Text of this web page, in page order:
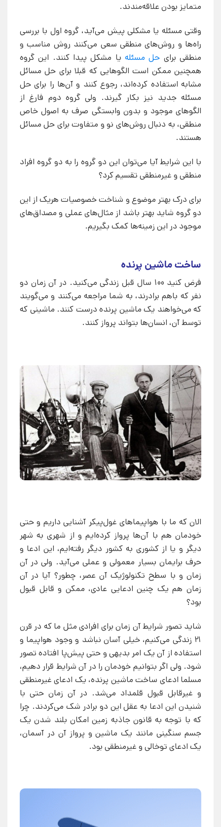
متمایز بودن علاقه‌مندند.
وقتی مسئله یا مشکلی پیش می‌آید، گروه اول با بررسی
راه‌ها و روش‌های منطقی سعی می‌کنند روش مناسب و
منطقی برای حل مسئله یا مشکل پیدا کنند. این گروه
همچنین ممکن است الگوهایی که قبلا برای حل مسائل
مشابه استفاده کرده‌اند، رجوع کنند و آن‌ها را برای حل
مسئله جدید نیز بکار گیرند. ولی گروه دوم فارغ از
الگوهای موجود و بدون وابستگی صرف به اصول خاص
منطقی، به دنبال روش‌های نو و متفاوت برای حل مسائل
هستند.
با این شرایط آیا می‌توان این دو گروه را به دو گروه افراد
منطقی و غیرمنطقی تقسیم کرد؟
برای درک بهتر موضوع و شناخت خصوصیات هریک از این
دو گروه شاید بهتر باشد از مثال‌های عملی و مصداق‌های
موجود در این زمینه‌ها کمک بگیریم.
ساخت ماشین پرنده
فرض کنید ۱۰۰ سال قبل زندگی می‌کنید. در آن زمان دو
نفر که باهم برادرند، به شما مراجعه می‌کنند و می‌گویند
که می‌خواهند یک ماشین پرنده درست کنند. ماشینی که
توسط آن، انسان‌ها بتواند پرواز کنند.
الان که ما با هواپیماهای غول‌پیکر آشنایی داریم و حتی
خودمان هم با آن‌ها پرواز کرده‌ایم و از شهری به شهر
دیگر و یا از کشوری به کشور دیگر رفته‌ایم، این ادعا و
حرف برایمان بسیار معمولی و عملی می‌آید. ولی در آن
زمان و با سطح تکنولوژیک آن عصر، چطور؟ آیا در آن
زمان هم یک چنین ادعایی عادی، ممکن و قابل قبول
بود؟
شاید تصور شرایط آن زمان برای افرادی مثل ما که در قرن
21 زندگی می‌کنیم، خیلی آسان نباشد و وجود هواپیما و
استفاده از آن یک امر بدیهی و حتی پیش‌پا افتاده تصور
شود. ولی اگر بتوانیم خودمان را در آن شرایط قرار دهیم،
مسلما ادعای ساخت ماشین پرنده، یک ادعای غیرمنطقی
و غیرقابل قبول قلمداد می‌شد. در آن زمان حتی با
شنیدن این ادعا به عقل این دو برادر شک می‌کردند. چرا
که با توجه به قانون جاذبه زمین امکان بلند شدن یک
جسم سنگینی مانند یک ماشین و پرواز آن در آسمان،
یک ادعای توخالی و غیرمنطقی بود.